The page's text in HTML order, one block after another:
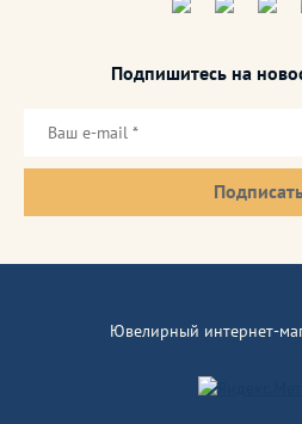
Подпишитесь на
Ювелирный интернет-